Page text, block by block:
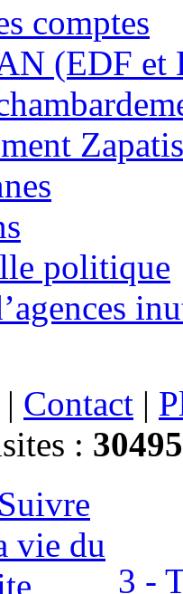
comptes
(EDF et
politique
| Contact |
:
3 -